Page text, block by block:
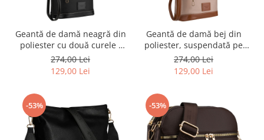
Geantă de damă neagră din
poliester cu două curele -
Peterson PTR-PTN JK6-03-
6567
274,00 Lei
129,00 Lei
Geantă de damă bej din
poliester, suspendată pe
două curele - Peterson PTR-
PTN JK6-03-6550
274,00 Lei
129,00 Lei
-53% -53%